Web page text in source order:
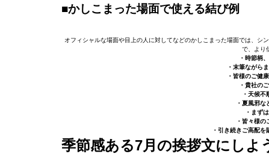
■かしこまった場面で使える結び例
オフィシャルな場面や目上の人に対してなどのかしこまった場面では、シ
で、より
・時節柄
・末筆ながら
・皆様のご健
・貴社の
・天候
・夏風邪
・まず
・皆々様
・引き続きご高配
季節感ある7月の挨拶文にしよ